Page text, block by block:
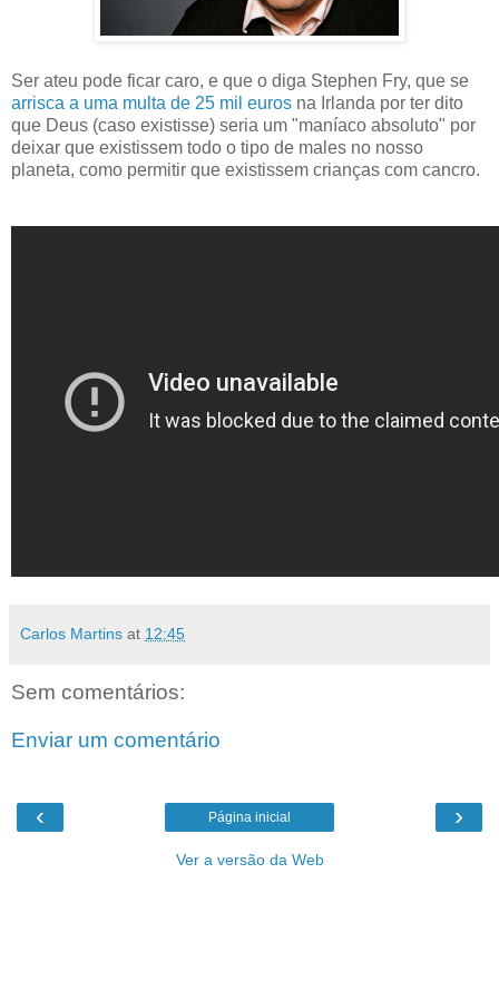
Ser ateu pode ficar caro, e que o diga Stephen Fry, que se
arrisca a uma multa de 25 mil euros na Irlanda por ter dito
que Deus (caso existisse) seria um "maníaco absoluto" por
deixar que existissem todo o tipo de males no nosso
planeta, como permitir que existissem crianças com cancro.
Carlos Martins at 12:45
Sem comentários:
Enviar um comentário
‹ ›
Página inicial
Ver a versão da Web